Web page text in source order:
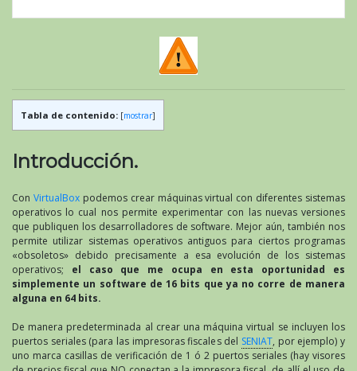
Tabla de contenido: [mostrar]
Introducción.
Con VirtualBoxpodemos crear máquinas virtual con diferentes sistemas
operativos lo cual nos permite experimentar con las nuevas versiones
que publiquen los desarrolladores de software. Mejor aún, también nos
permite utilizar sistemas operativos antiguos para ciertos programas
«obsoletos» debido precisamente a esa evolución de los sistemas
operativos; el caso que me ocupa en esta oportunidad es
simplemente un software de 16 bits que ya no corre de manera
alguna en 64 bits.
De manera predeterminada al crear una máquina virtual se incluyen los
puertos seriales (para las impresoras fiscales del SENIAT, por ejemplo) y
uno marca casillas de verificación de 1 ó 2 puertos seriales (hay visores